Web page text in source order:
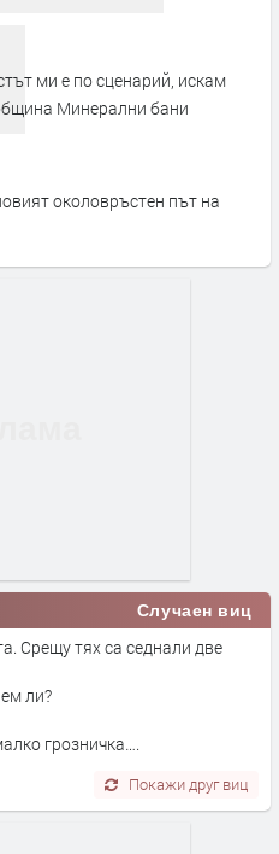
ми е по сценарий, искам
Минерални бани
околовръстен път на
Случаен виц
Срещу тях са седнали две
ли?
грозничка….
Покажи друг виц